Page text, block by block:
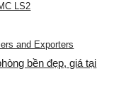
LS2
and Exporters
bền đẹp, giá tại